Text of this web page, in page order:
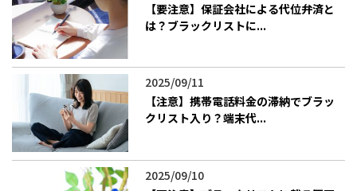
【要注意】保証会社による代位弁済と
は？ブラックリストに...
2025/09/11
【注意】携帯電話料金の滞納でブラッ
クリスト入り？端末代...
2025/09/10